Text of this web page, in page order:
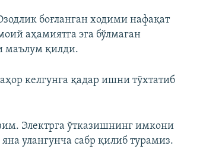
боғланган ходими нафақат
аҳамиятга эга бўлмаган
маълум қилди.
келгунга қадар ишни тўхтатиб
Электрга ўтказишнинг имкони
улангунча сабр қилиб турамиз.